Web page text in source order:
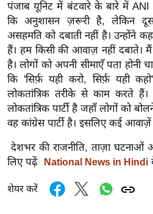
ज
ब्री
फ
म
नो
रं
ज
न
ज
ग
बॉ
पंजाब यूनिट में बंटवारे के बारे में
कि अनुशासन ज़रूरी है, लेकिन
असहमति को दबाती नहीं है। उन्होंने
हैं। हम किसी की आवाज़ नहीं दबाते।
है। लोगों को अपनी सीमाएँ पता होनी
कि 'सिर्फ़ यही करो, सिर्फ़ यही
लोकतांत्रिक तरीके से काम करते
लोकतांत्रिक पार्टी है जहाँ लोगों को
वह कांग्रेस पार्टी है। इसलिए कई
देशभर की राजनीति, ताज़ा
लिए पढ़ें
National News in Hindi
शेयर करें